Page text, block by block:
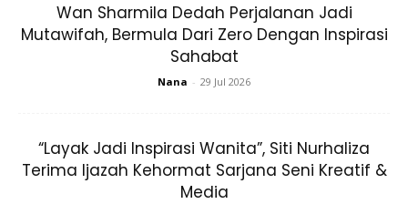
Wan Sharmila Dedah Perjalanan Jadi
Mutawifah, Bermula Dari Zero Dengan Inspirasi
Sahabat
Nana - 29 Jul 2026
“Layak Jadi Inspirasi Wanita”, Siti Nurhaliza
Terima Ijazah Kehormat Sarjana Seni Kreatif &
Media